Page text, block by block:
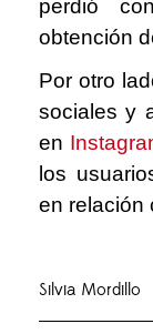
perdió
obtención
Por otro
sociales y
en
los
en relación
Silvia Mordillo